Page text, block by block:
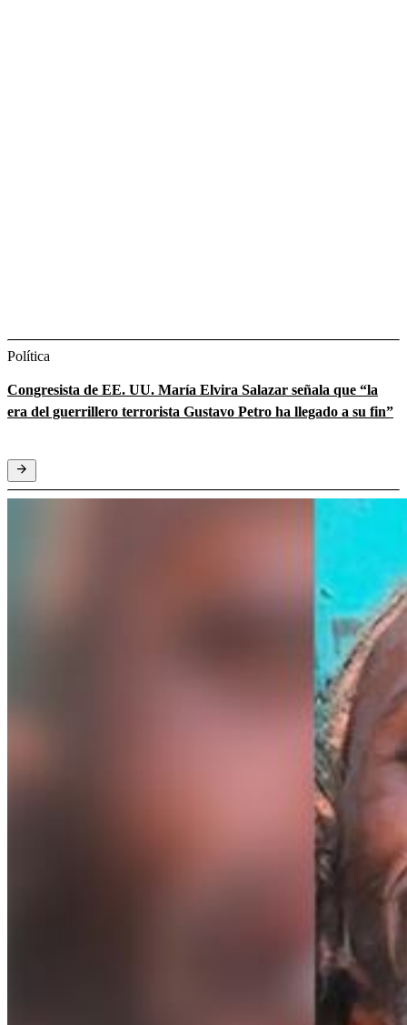
Política
Congresista de EE. UU. María Elvira Salazar señala que “la
era del guerrillero terrorista Gustavo Petro ha llegado a su fin”